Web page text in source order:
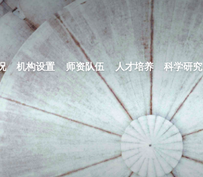
机构设置 师资队伍 人才培养 科学研究